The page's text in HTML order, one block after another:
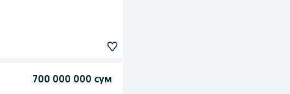
700 000 000 сум